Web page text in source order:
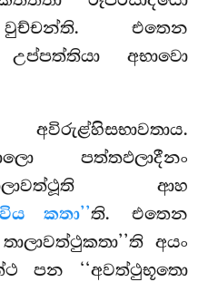
වුච්චන්ති. එතෙන
අභාවො
අවිරුළ්හිසභාවතාය.
පත්තඵලාදීනං
ආහ
කතා’’ති. එතෙන
අයං
පන ‘‘අවත්ථුභූතො